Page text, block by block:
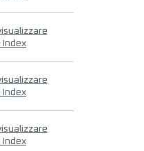
Index
Index
Index